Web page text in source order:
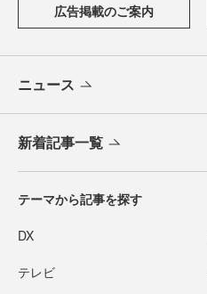
広告掲載のご案内
ニュース
新着記事一覧
テーマから記事を探す
DX
テレビ